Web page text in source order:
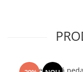
• Ajută la
• Stimulează
Bicicletă fără